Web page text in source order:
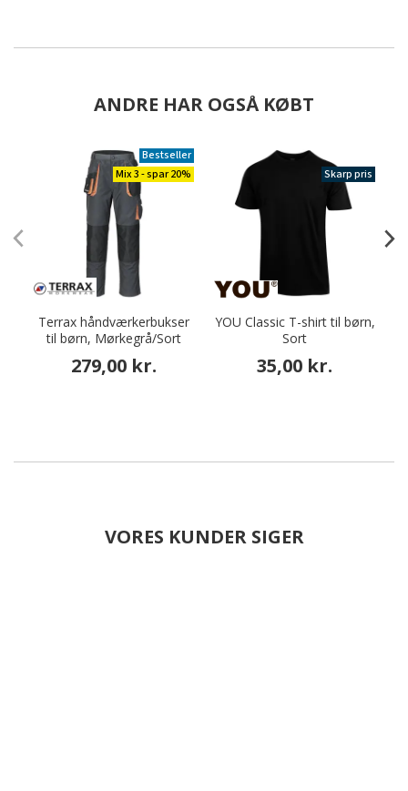
ANDRE HAR OGSÅ KØBT
Bestseller
Mix 3 - spar 20%
Terrax håndværkerbukser
til børn, Mørkegrå/Sort
279,00 kr.
Skarp pris
YOU Classic T-shirt til børn,
Sort
35,00 kr.
VORES KUNDER SIGER